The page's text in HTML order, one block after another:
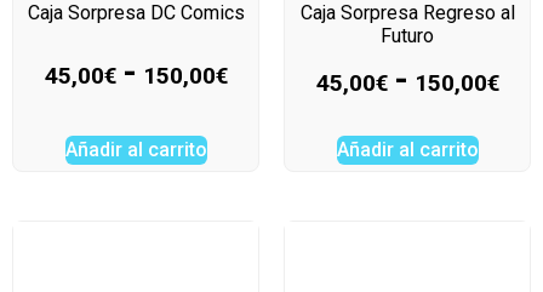
Caja Sorpresa DC Comics
45,00€ - 150,00€
Añadir al carrito
Caja Sorpresa Regreso al
Futuro
45,00€ - 150,00€
Añadir al carrito